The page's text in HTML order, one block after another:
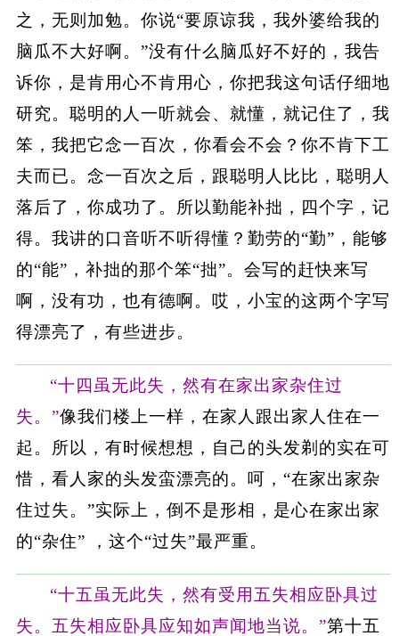
之，无则加勉。你说“要原谅我，我外婆给我的
脑瓜不大好啊。”没有什么脑瓜好不好的，我告
诉你，是肯用心不肯用心，你把我这句话仔细地
研究。聪明的人一听就会、就懂，就记住了，我
笨，我把它念一百次，你看会不会？你不肯下工
夫而已。念一百次之后，跟聪明人比比，聪明人
落后了，你成功了。所以勤能补拙，四个字，记
得。我讲的口音听不听得懂？勤劳的“勤”，能够
的“能”，补拙的那个笨“拙”。会写的赶快来写
啊，没有功，也有德啊。哎，小宝的这两个字写
得漂亮了，有些进步。
“十四虽无此失，然有在家出家杂住过
失。”像我们楼上一样，在家人跟出家人住在一
起。所以，有时候想想，自己的头发剃的实在可
惜，看人家的头发蛮漂亮的。呵，“在家出家杂
住过失。”实际上，倒不是形相，是心在家出家
的“杂住” ，这个“过失”最严重。
“十五虽无此失，然有受用五失相应卧具过
失。五失相应卧具应知如声闻地当说。”第十五